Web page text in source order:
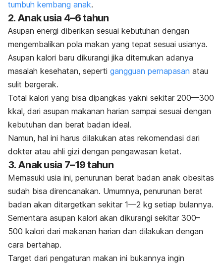
tumbuh kembang anak.
2. Anak usia 4–6 tahun
Asupan energi diberikan sesuai kebutuhan dengan
mengembalikan pola makan yang tepat sesuai usianya.
Asupan kalori baru dikurangi jika ditemukan adanya
masalah kesehatan, seperti gangguan pernapasan atau
sulit bergerak.
Total kalori yang bisa dipangkas yakni sekitar 200—300
kkal, dari asupan makanan harian sampai sesuai dengan
kebutuhan dan berat badan ideal.
Namun, hal ini harus dilakukan atas rekomendasi dari
dokter atau ahli gizi dengan pengawasan ketat.
3. Anak usia 7–19 tahun
Memasuki usia ini, penurunan berat badan anak obesitas
sudah bisa direncanakan. Umumnya, penurunan berat
badan akan ditargetkan sekitar 1—2 kg setiap bulannya.
Sementara asupan kalori akan dikurangi sekitar 300–
500 kalori dari makanan harian dan dilakukan dengan
cara bertahap.
Target dari pengaturan makan ini bukannya ingin